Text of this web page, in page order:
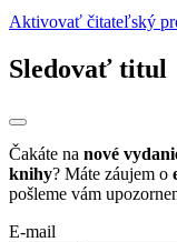
Aktivovať čitateľský
Sledovať titul
Čakáte na nové
knihy? Máte záujem o
pošleme vám
E-mail